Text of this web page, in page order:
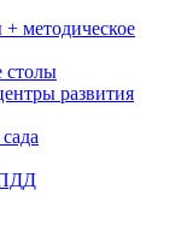
методическое
столы
развития
ПДД